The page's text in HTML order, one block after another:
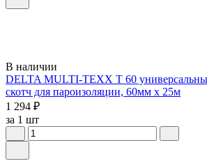
В наличии
DELTA MULTI-TEXX T 60
скотч для пароизоляции, 60мм х 25м
1 294 ₽
за 1 шт